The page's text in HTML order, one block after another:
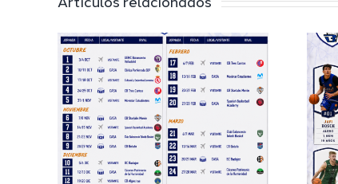
Artículos relacionados
El Melilla
Ciudad del
Deporte
completa su
proyecto
deportivo para